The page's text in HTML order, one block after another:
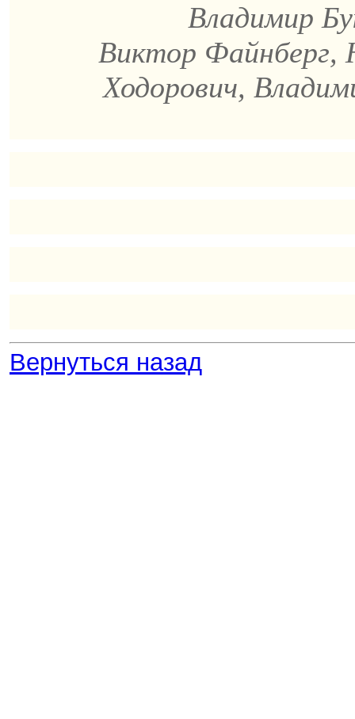
Владимир
Виктор Файнберг,
Ходорович,
Вернуться назад